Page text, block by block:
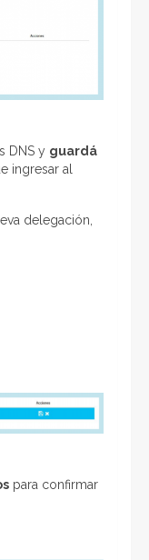
DNS y guardá
ingresar al
delegación,
para confirmar